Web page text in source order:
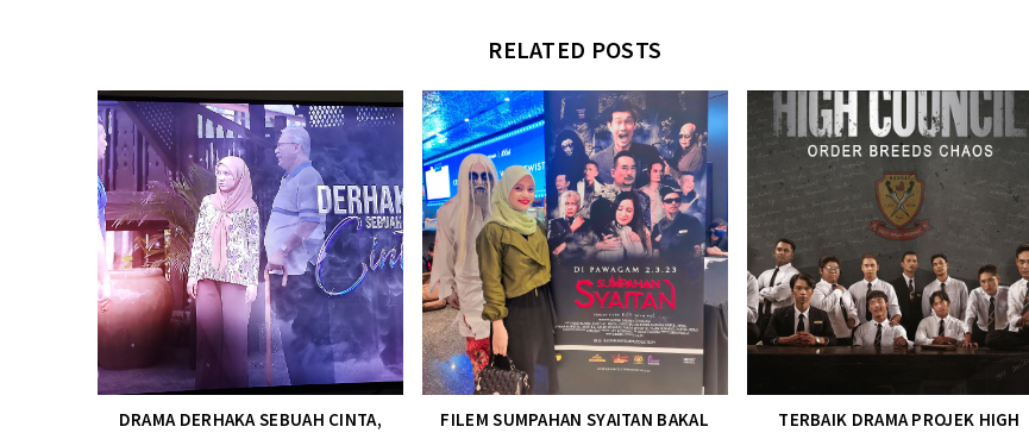
RELATED POSTS
DRAMA DERHAKA SEBUAH CINTA,
FILEM SUMPAHAN SYAITAN BAKAL
TERBAIK DRAMA PROJEK HIGH